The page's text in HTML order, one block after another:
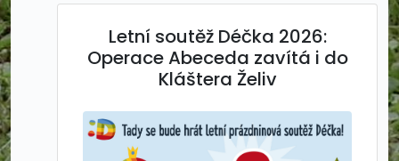
Letní soutěž Déčka 2026:
Operace Abeceda zavítá i do
Kláštera Želiv